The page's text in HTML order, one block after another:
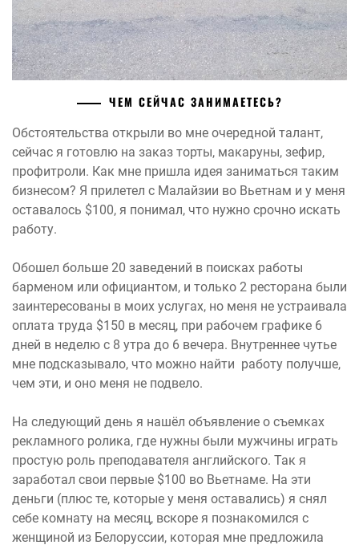
ЧЕМ СЕЙЧАС ЗАНИМАЕТЕСЬ?
Обстоятельства открыли во мне очередной талант,
сейчас я готовлю на заказ торты, макаруны, зефир,
профитроли. Как мне пришла идея заниматься таким
бизнесом? Я прилетел с Малайзии во Вьетнам и у меня
оставалось $100, я понимал, что нужно срочно искать
работу.
Обошел больше 20 заведений в поисках работы
барменом или официантом, и только 2 ресторана были
заинтересованы в моих услугах, но меня не устраивала
оплата труда $150 в месяц, при рабочем графике 6
дней в неделю с 8 утра до 6 вечера. Внутреннее чутье
мне подсказывало, что можно найти работу получше,
чем эти, и оно меня не подвело.
На следующий день я нашёл объявление о съемках
рекламного ролика, где нужны были мужчины играть
простую роль преподавателя английского. Так я
заработал свои первые $100 во Вьетнаме. На эти
деньги (плюс те, которые у меня оставались) я снял
себе комнату на месяц, вскоре я познакомился с
женщиной из Белоруссии, которая мне предложила